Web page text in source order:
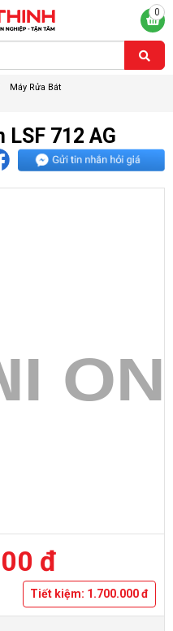
0
Máy Rửa Bát
LSF 712 AG
đ
Tiết kiệm: 1.700.000 đ